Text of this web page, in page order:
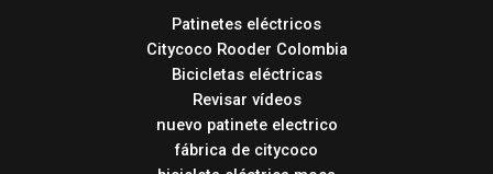
Patinetes eléctricos
Citycoco Rooder Colombia
Bicicletas eléctricas
Revisar vídeos
nuevo patinete electrico
fábrica de citycoco